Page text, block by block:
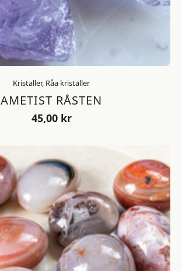
Kristaller, Råa kristaller
AMETIST RÅSTEN
45,00 kr